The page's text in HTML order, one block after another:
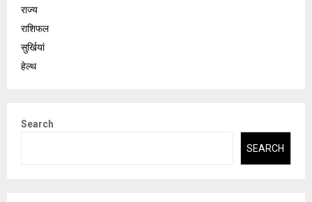
राज्य
राशिफल
सुर्खियां
हेल्थ
Search
SEARCH